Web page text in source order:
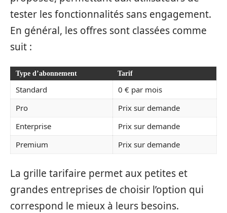
tester les fonctionnalités sans engagement.
En général, les offres sont classées comme
suit :
Type d’abonnement Tarif
Standard
0 € par mois
Pro
Prix sur demande
Enterprise
Prix sur demande
Premium
Prix sur demande
La grille tarifaire permet aux petites et
grandes entreprises de choisir l’option qui
correspond le mieux à leurs besoins.